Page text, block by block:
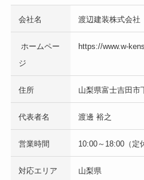
会社名 渡辺建装株式会社
ホームペー
ジ
https://www.w-
住所 山梨県富士吉田市
代表者名 渡邊 裕之
営業時間 10:00～18:00（定
対応エリア 山梨県